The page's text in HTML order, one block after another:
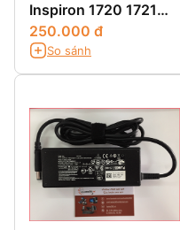
Inspiron 1720 1721
1749 1750 1764
250.000 đ
So sánh